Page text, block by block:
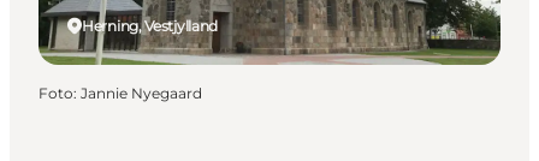
Herning, Vestjylland
Foto: Jannie Nyegaard